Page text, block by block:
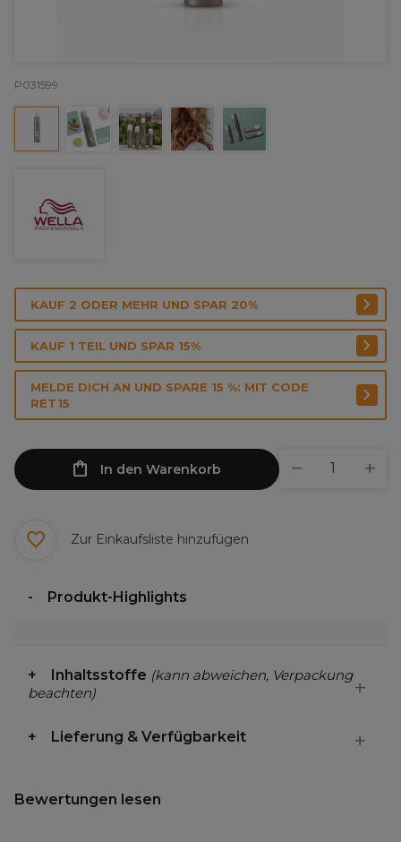
P031599
KAUF 2 ODER MEHR UND SPAR 20%
KAUF 1 TEIL UND SPAR 15%
MELDE DICH AN UND SPARE 15 %: MIT CODE
RET15
In den Warenkorb
Zur Einkaufsliste hinzufügen
Produkt-Highlights
Inhaltsstoffe (kann abweichen, Verpackung
beachten)
Lieferung & Verfügbarkeit
Bewertungen lesen